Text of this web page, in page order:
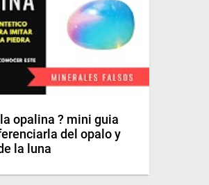
opalina ? mini guia
del opalo y
la luna